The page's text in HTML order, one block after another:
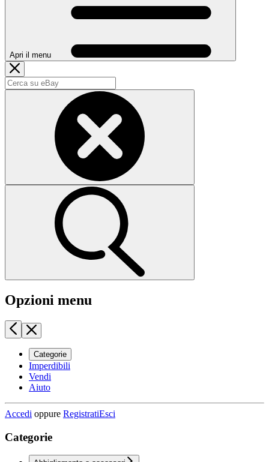
Apri il menu
Opzioni menu
Categorie
Imperdibili
Vendi
Aiuto
Accedi oppure RegistratiEsci
Categorie